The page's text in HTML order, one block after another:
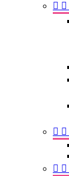
 
 
 